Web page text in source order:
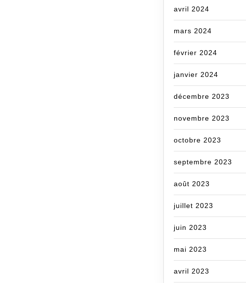
avril 2024
mars 2024
février 2024
janvier 2024
décembre 2023
novembre 2023
octobre 2023
septembre 2023
août 2023
juillet 2023
juin 2023
mai 2023
avril 2023